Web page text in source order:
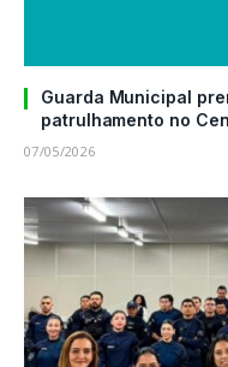
Guarda Municipal
patrulhamento no
07/05/2026